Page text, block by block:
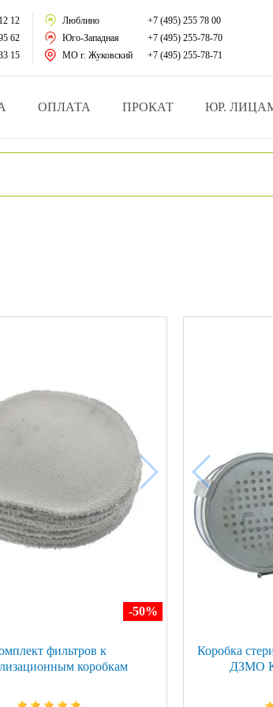
за больными
и мед.учреждений
техники
12
62
15
Люблино
+7 (495) 255 78 00
Юго-Западная
+7 (495) 255-78-70
МО г. Жуковский
+7 (495) 255-78-71
ОПЛАТА ПРОКАТ ЮР.
-50%
фильтров к
коробкам
Коробка
ДЗМО